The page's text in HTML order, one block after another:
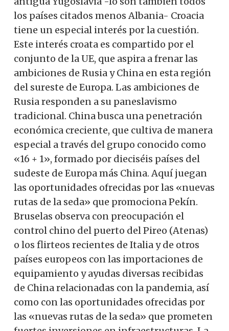
los países citados menos Albania- Croacia
tiene un especial interés por la cuestión.
Este interés croata es compartido por el
conjunto de la UE, que aspira a frenar las
ambiciones de Rusia y China en esta región
del sureste de Europa. Las ambiciones de
Rusia responden a su paneslavismo
tradicional. China busca una penetración
económica creciente, que cultiva de manera
especial a través del grupo conocido como
«16 + 1», formado por dieciséis países del
sudeste de Europa más China. Aquí juegan
las oportunidades ofrecidas por las «nuevas
rutas de la seda» que promociona Pekín.
Bruselas observa con preocupación el
control chino del puerto del Pireo (Atenas)
o los flirteos recientes de Italia y de otros
países europeos con las importaciones de
equipamiento y ayudas diversas recibidas
de China relacionadas con la pandemia, así
como con las oportunidades ofrecidas por
las «nuevas rutas de la seda» que prometen